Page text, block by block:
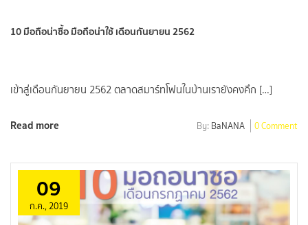
10 มือถือน่าซื้อ มือถือน่าใช้ เดือนกันยายน 2562
เข้าสู่เดือนกันยายน 2562 ตลาดสมาร์ทโฟนในบ้านเรายังคงคึก […]
Read more By: BaNANA 0 Comment
09
ก.ค., 2019